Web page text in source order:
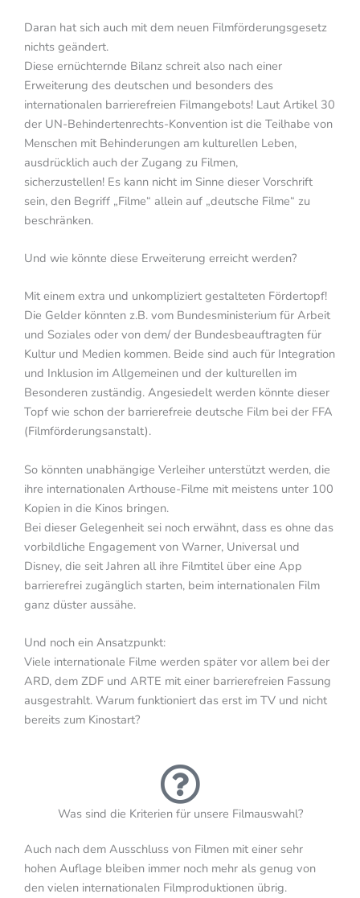
Daran hat sich auch mit dem neuen Filmförderungsgesetz
nichts geändert.
Diese ernüchternde Bilanz schreit also nach einer
Erweiterung des deutschen und besonders des
internationalen barrierefreien Filmangebots! Laut Artikel 30
der UN-Behindertenrechts-Konvention ist die Teilhabe von
Menschen mit Behinderungen am kulturellen Leben,
ausdrücklich auch der Zugang zu Filmen,
sicherzustellen! Es kann nicht im Sinne dieser Vorschrift
sein, den Begriff „Filme“ allein auf „deutsche Filme“ zu
beschränken.
Und wie könnte diese Erweiterung erreicht werden?
Mit einem extra und unkompliziert gestalteten Fördertopf!
Die Gelder könnten z.B. vom Bundesministerium für Arbeit
und Soziales oder von dem/ der Bundesbeauftragten für
Kultur und Medien kommen. Beide sind auch für Integration
und Inklusion im Allgemeinen und der kulturellen im
Besonderen zuständig. Angesiedelt werden könnte dieser
Topf wie schon der barrierefreie deutsche Film bei der FFA
(Filmförderungsanstalt).
So könnten unabhängige Verleiher unterstützt werden, die
ihre internationalen Arthouse-Filme mit meistens unter 100
Kopien in die Kinos bringen.
Bei dieser Gelegenheit sei noch erwähnt, dass es ohne das
vorbildliche Engagement von Warner, Universal und
Disney, die seit Jahren all ihre Filmtitel über eine App
barrierefrei zugänglich starten, beim internationalen Film
ganz düster aussähe.
Und noch ein Ansatzpunkt:
Viele internationale Filme werden später vor allem bei der
ARD, dem ZDF und ARTE mit einer barrierefreien Fassung
ausgestrahlt. Warum funktioniert das erst im TV und nicht
bereits zum Kinostart?
Was sind die Kriterien für unsere Filmauswahl?
Auch nach dem Ausschluss von Filmen mit einer sehr
hohen Auflage bleiben immer noch mehr als genug von
den vielen internationalen Filmproduktionen übrig.